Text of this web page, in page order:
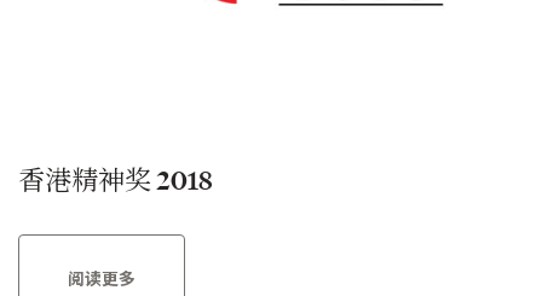
香港精神奖 2018
阅读更多